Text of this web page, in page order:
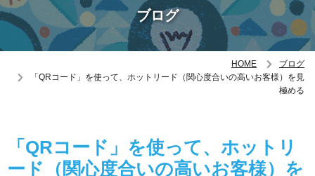
ブログ
HOME
ブログ
「QRコード」を使って、ホットリード（関心度合いの高いお客様）を見
極める
「QRコード」を使って、ホットリ
ード（関心度合いの高いお客様）を